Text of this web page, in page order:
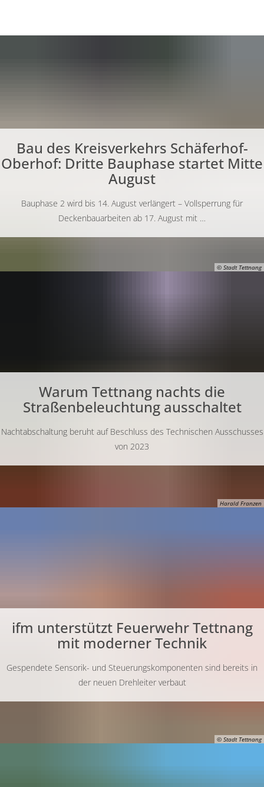
© Stadt Tettnang
Bau des Kreisverkehrs Schäferhof-
Oberhof: Dritte Bauphase startet Mitte
August
Bauphase 2 wird bis 14. August verlängert – Vollsperrung für
Deckenbauarbeiten ab 17. August mit …
Harald Franzen
Warum Tettnang nachts die
Straßenbeleuchtung ausschaltet
Nachtabschaltung beruht auf Beschluss des Technischen Ausschusses
von 2023
© Stadt Tettnang
ifm unterstützt Feuerwehr Tettnang
mit moderner Technik
Gespendete Sensorik- und Steuerungskomponenten sind bereits in
der neuen Drehleiter verbaut